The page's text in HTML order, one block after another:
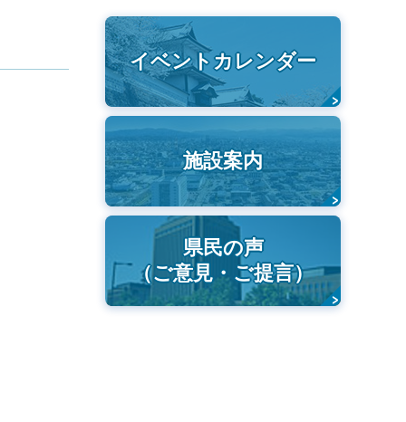
イベントカレンダー
施設案内
県民の声
（ご意見・ご提言）